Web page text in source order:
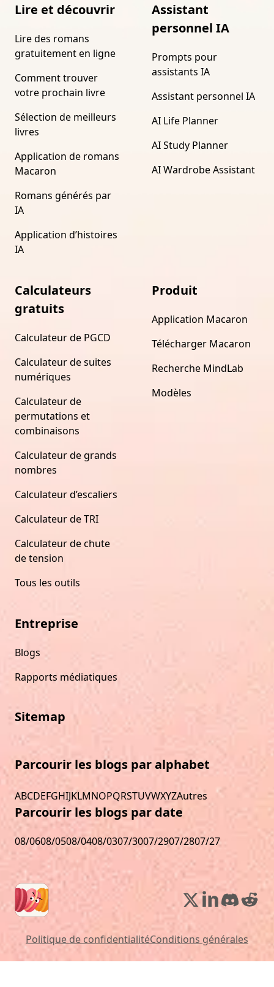
Lire et découvrir
Lire des romans
gratuitement en ligne
Comment trouver
votre prochain livre
Sélection de meilleurs
livres
Application de romans
Macaron
Romans générés par
IA
Application d’histoires
IA
Assistant
personnel IA
Prompts pour
assistants IA
Assistant personnel IA
AI Life Planner
AI Study Planner
AI Wardrobe Assistant
Calculateurs
gratuits
Calculateur de PGCD
Calculateur de suites
numériques
Calculateur de
permutations et
combinaisons
Calculateur de grands
nombres
Calculateur d’escaliers
Calculateur de TRI
Calculateur de chute
de tension
Tous les outils
Produit
Application Macaron
Télécharger Macaron
Recherche MindLab
Modèles
Entreprise
Blogs
Rapports médiatiques
Sitemap
Parcourir les blogs par alphabet
ABCDEFGHIJKLMNOPQRSTUVWXYZAutres
Parcourir les blogs par date
08/0608/0508/0408/0307/3007/2907/2807/27
Politique de confidentialitéConditions générales